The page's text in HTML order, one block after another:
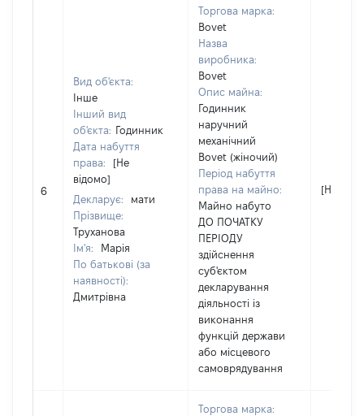
6
Вид об'єкта:
Інше
Інший вид
об'єкта: Годинник
Дата набуття
права:
[Не
відомо]
Декларує:
мати
Прізвище:
Труханова
Ім'я:
Марія
По батькові (за
наявності):
Дмитрівна
Торгова марка:
Bovet
Назва
виробника:
Bovet
Опис майна:
Годинник
наручний
механічний
Bovet (жіночий)
Період набуття
права на майно:
Майно набуто
ДО ПОЧАТКУ
ПЕРІОДУ
здійснення
суб'єктом
декларування
діяльності із
виконання
функцій держави
або місцевого
самоврядування
[Не
Торгова марка: